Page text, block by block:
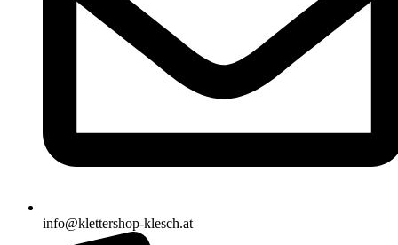
info@klettershop-klesch.at